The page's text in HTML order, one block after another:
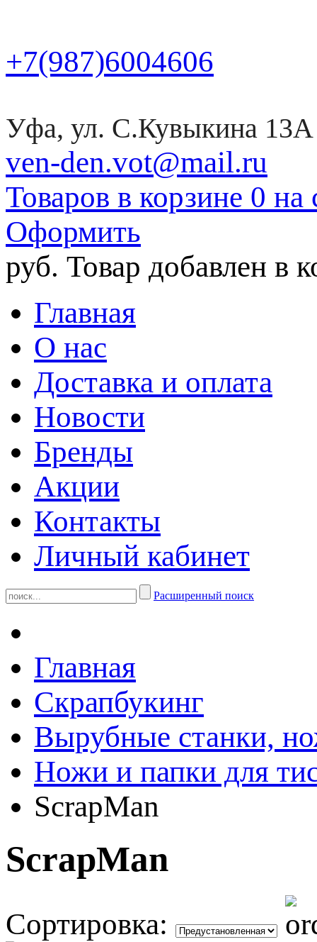
+7(987)6004606
Уфа, ул. С.Кувыкина 13А
ven-den.vot@mail.ru
Товаров в корзине 0
Оформить
руб. Товар добавлен в
Главная
О нас
Доставка и оплата
Новости
Бренды
Акции
Контакты
Личный кабинет
Расширенный поиск
Главная
Скрапбукинг
Вырубные станки,
Ножи и папки для
ScrapMan
ScrapMan
Сортировка: